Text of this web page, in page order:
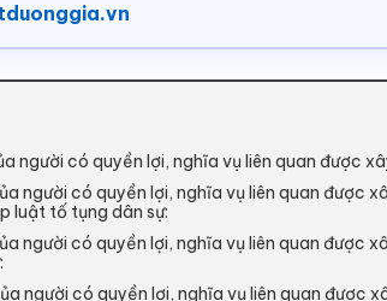
người có quyền lợi, nghĩa vụ liên quan được
người có quyền lợi, nghĩa vụ liên quan được
luật tố tụng dân sự:
người có quyền lợi, nghĩa vụ liên quan được
người có quyền lợi, nghĩa vụ liên quan được